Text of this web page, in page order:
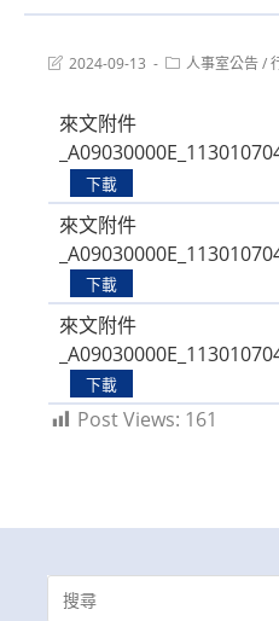
Post2024-09-13
Post人事室公告/
來文附件
下載
來文附件
下載
來文附件
下載
Post Views: 161
Search
for: